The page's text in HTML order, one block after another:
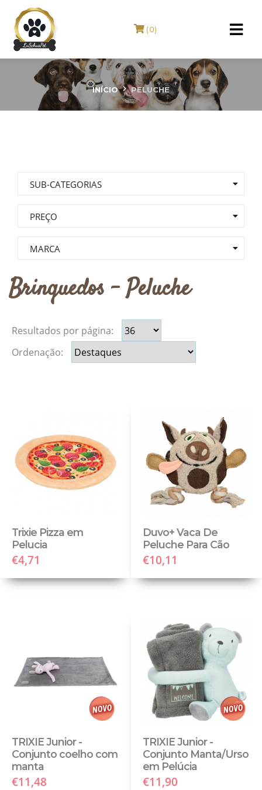
(0)
INÍCIO PELUCHE
SUB-CATEGORIAS
PREÇO
MARCA
Brinquedos - Peluche
Resultados por página:
Ordenação:
Trixie Pizza em
Pelucia
€4,71
Duvo+ Vaca De
Peluche Para Cão
€10,11
TRIXIE Junior -
Conjunto coelho com
manta
€11,48
TRIXIE Junior -
Conjunto Manta/Urso
em Pelúcia
€11,90